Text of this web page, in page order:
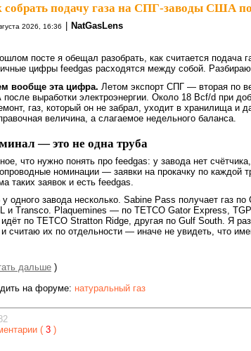
собрать подачу газа на СПГ-заводы США
2026, 16:36 NatGasLens
посте я обещал разобрать, как считается
цифры feedgas расходятся между собой.
вообще эта цифра. Летом экспорт СПГ — вторая по
выработки электроэнергии. Около 18 Bcf/d при
газ, который он не забрал, уходит в хранилища и
величина, а слагаемое недельного баланса.
— это не одна труба
что нужно понять про feedgas: у завода нет
номинации — заявки на прокачку по каждой
таких заявок и есть feedgas.
у одного завода несколько. Sabine Pass получает газ
и Transco. Plaquemines — по TETCO Gator Express,
идёт по TETCO Stratton Ridge, другая по Gulf South. Я
и считаю их по отдельности — иначе не увидеть, что
дальше )
на форуме: натуральный газ
( 3 )